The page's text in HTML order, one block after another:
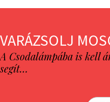
VARÁZSOLJ
A Csodalámpába is kell
segít…